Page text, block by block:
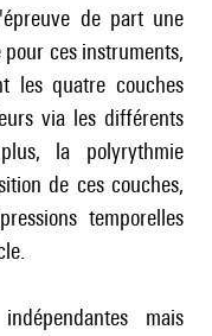
de part une
ces instruments,
les quatre couches
via les différents
la polyrythmie
de ces couches,
temporelles
mais